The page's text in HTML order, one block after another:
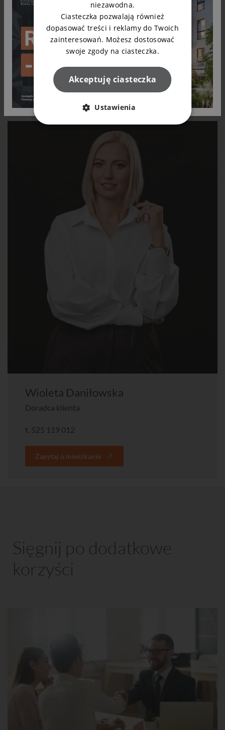
Marek Jasiński
Doradca klienta
t.525 119 015
Zapytaj o mieszkanie
Wioleta Daniłowska
Doradca klienta
t. 525 119 012
Zapytaj o mieszkanie
Sięgnij po dodatkowe
korzyści
niezawodna.
Ciasteczka pozwalają również
dopasować treści i reklamy do Twoich
zainteresowań. Możesz dostosować
swoje zgody na ciasteczka.
Akceptuję ciasteczka
Ustawienia